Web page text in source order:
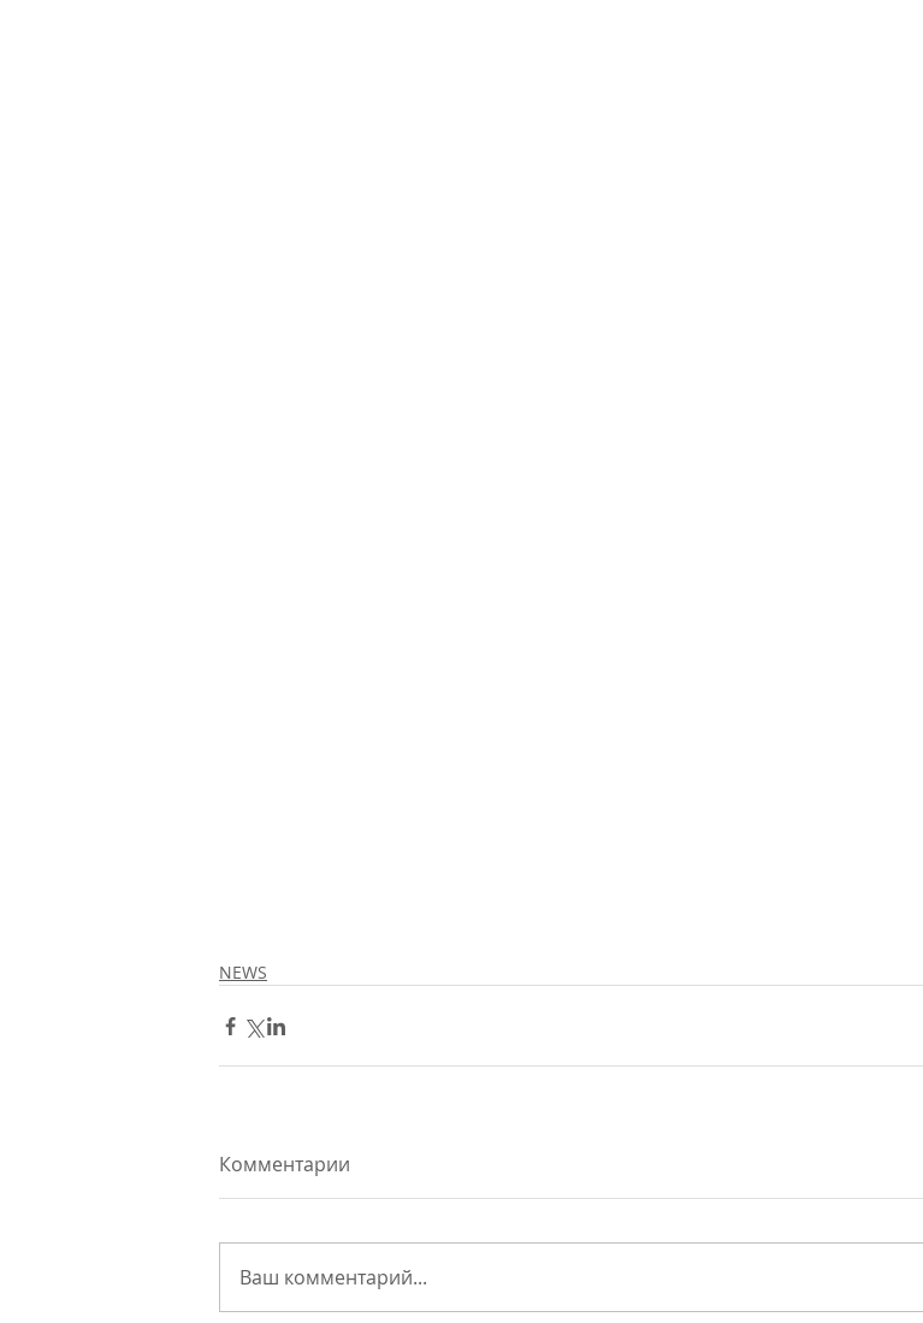
NEWS
Комментарии
Ваш комментарий...